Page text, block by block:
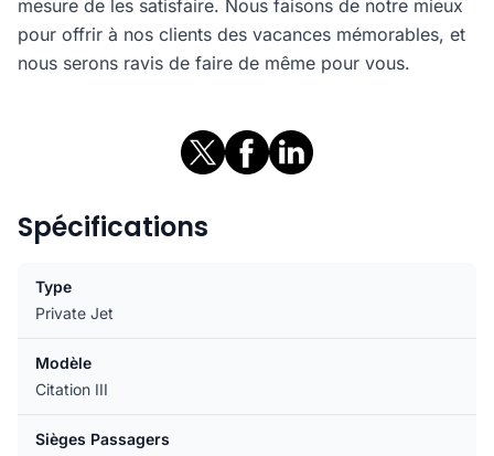
mesure de les satisfaire. Nous faisons de notre mieux
pour offrir à nos clients des vacances mémorables, et
nous serons ravis de faire de même pour vous.
Spécifications
Type
Private Jet
Modèle
Citation III
Sièges Passagers